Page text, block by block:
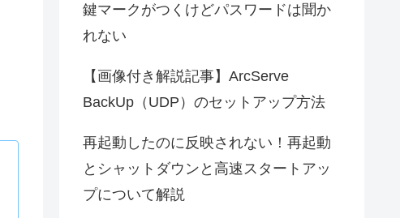
鍵マークがつくけどパスワードは聞か
れない
【画像付き解説記事】ArcServe
BackUp（UDP）のセットアップ方法
再起動したのに反映されない！再起動
とシャットダウンと高速スタートアッ
プについて解説